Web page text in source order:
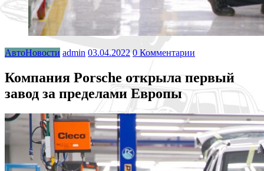
АвтоНовости admin 03.04.2022 0 Комментарии
Компания Porsche открыла первый
завод за пределами Европы